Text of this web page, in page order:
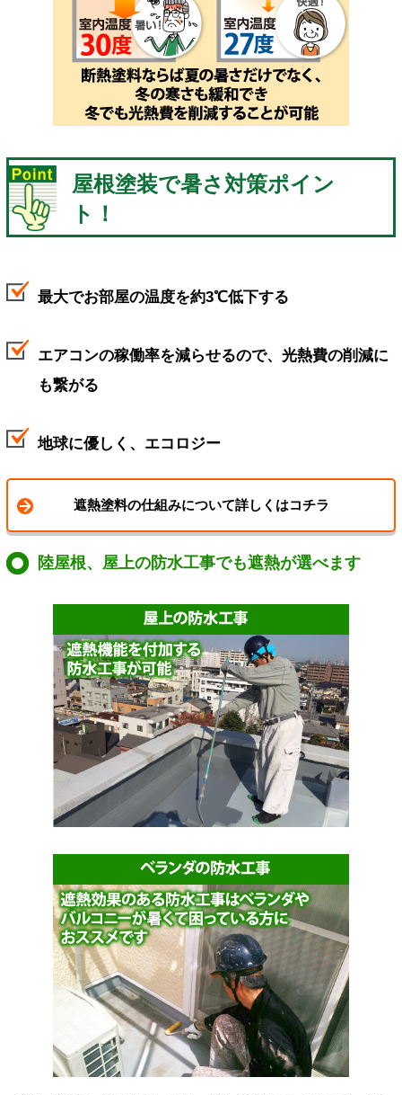
屋根塗装で暑さ対策ポイン
ト！
最大でお部屋の温度を約3℃低下する
エアコンの稼働率を減らせるので、光熱費の削減に
も繋がる
地球に優しく、エコロジー
遮熱塗料の仕組みについて詳しくはコチラ
陸屋根、屋上の防水工事でも遮熱が選べます